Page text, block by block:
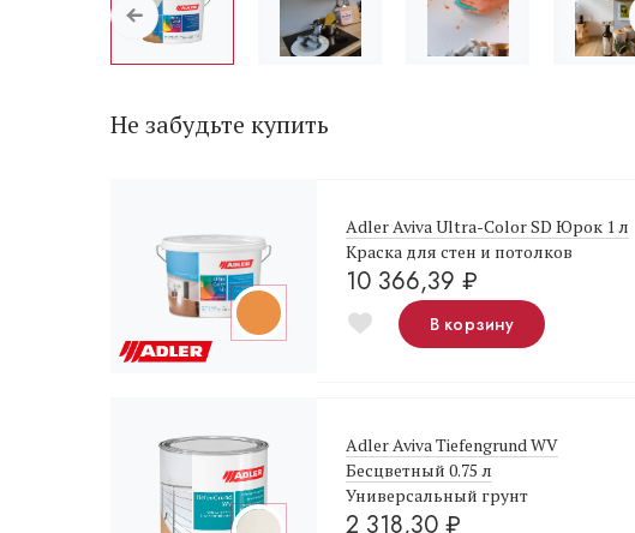
Не забудьте купить
Adler Aviva Ultra-Color SD Юрок 1 л
Краска для стен и потолков
10 366,39 ₽
В корзину
Adler Aviva Tiefengrund WV
Бесцветный 0.75 л
Универсальный грунт
2 318,30 ₽